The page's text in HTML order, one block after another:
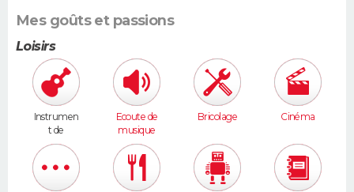
Mes goûts et passions
Loisirs
Instrumen
t de
musique
Ecoute de
musique
Bricolage Cinéma